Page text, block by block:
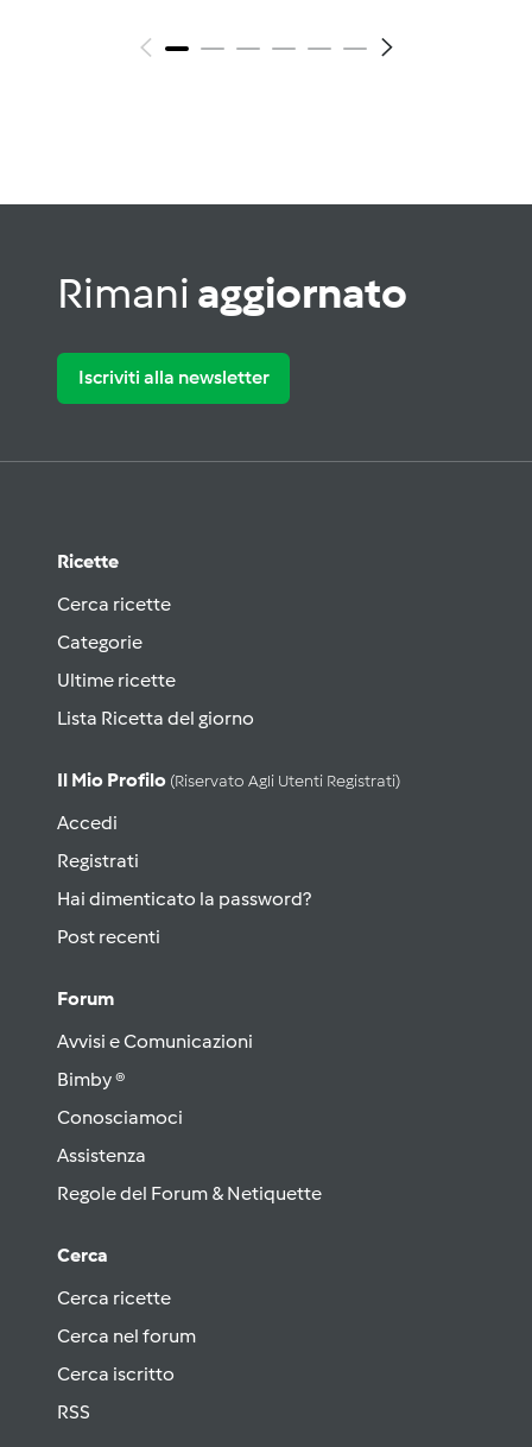
Rimani aggiornato
Iscriviti alla newsletter
Ricette
Cerca ricette
Categorie
Ultime ricette
Lista Ricetta del giorno
Il Mio Profilo (riservato Agli Utenti Registrati)
Accedi
Registrati
Hai dimenticato la password?
Post recenti
Forum
Avvisi e Comunicazioni
Bimby ®
Conosciamoci
Assistenza
Regole del Forum & Netiquette
Cerca
Cerca ricette
Cerca nel forum
Cerca iscritto
RSS